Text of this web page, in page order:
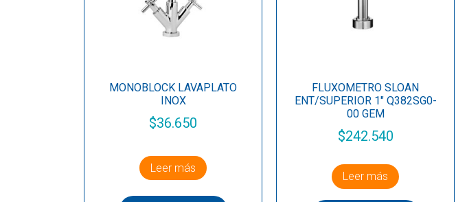
MONOBLOCK LAVAPLATO
INOX
$36.650
Leer más
FLUXOMETRO SLOAN
ENT/SUPERIOR 1″ Q382SG0-
00 GEM
$242.540
Leer más